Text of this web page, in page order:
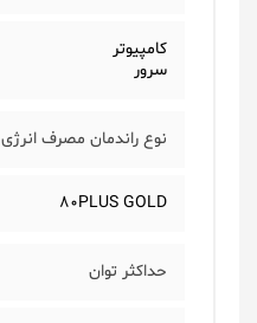
کامپیوتر
سرور
نوع راندمان مصرف انرژی
80PLUS GOLD
حداکثر توان